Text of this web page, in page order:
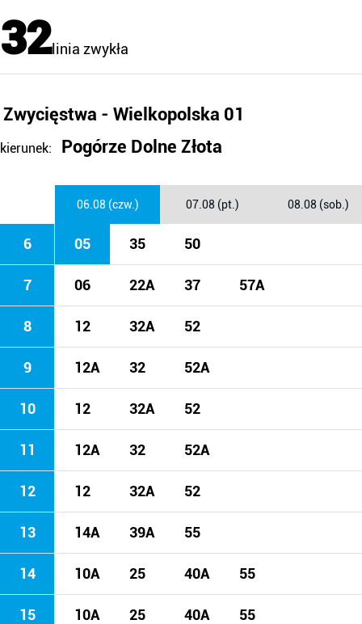
32linia zwykła
Zwycięstwa - Wielkopolska 01
kierunek: Pogórze Dolne Złota
06.08 (czw.) 07.08 (pt.) 08.08 (sob.)
6 05 35 50
7 06 22A 37 57A
8 12 32A 52
9 12A 32 52A
10 12 32A 52
11 12A 32 52A
12 12 32A 52
13 14A 39A 55
14 10A 25 40A 55
15 10A 25 40A 55